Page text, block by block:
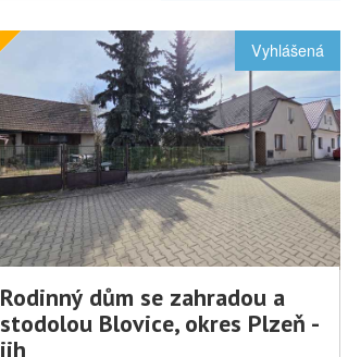
podílu na společných částech
budovy č.p. 706, 707 a na
pozemcíchparc.č. 472/18, 472/19 o
velikosti 8144/332712, vše v
katastrálním území Krásné Březno,
obec Ústí nad Labem, včetně všech
součástí a příslušenství.
Vyhlášená
Rodinný dům se zahradou a
stodolou Blovice, okres Plzeň -
jih